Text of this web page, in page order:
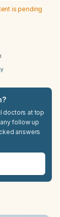
is pending
doctors at top
follow up
answers